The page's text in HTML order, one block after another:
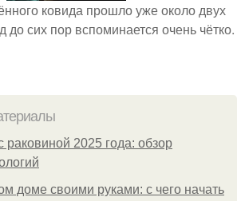
ковида прошло уже около двух
до сих пор вспоминается очень чётко.
2025 года: обзор
доме своими руками: с чего начать